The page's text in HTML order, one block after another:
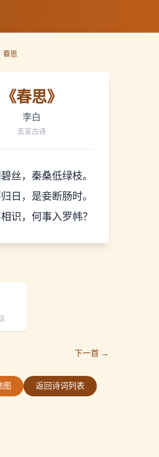
春思
《春思》
李白
五言古诗
丝，秦桑低绿枝。
日，是妾断肠时。
识，何事入罗帏？
下一首 →
图 返回诗词列表